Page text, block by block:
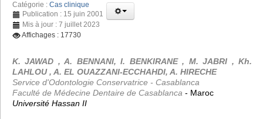
Catégorie : Cas clinique
Publication : 15 juin 2001
Mis à jour : 7 juillet 2023
Affichages : 17730
K. JAWAD , A. BENNANI, I. BENKIRANE , M. JABRI , Kh.
LAHLOU , A. EL OUAZZANI-ECCHAHDI, A. HIRECHE
Service d'Odontologie Conservatrice - Casablanca
Faculté de Médecine Dentaire de Casablanca - Maroc
Université Hassan II